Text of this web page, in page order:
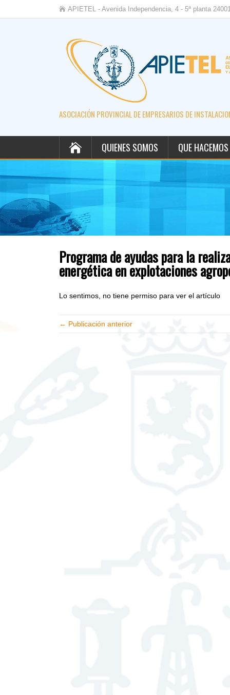
APIETEL - Avenida Independencia, 4 - 5ª planta
ASOCIACIÓN PROVINCIAL DE EMPRESARIOS DE
QUIENES SOMOS QUE HACEMOS
Programa de ayudas para la
energética en explotaciones
Lo sentimos, no tiene permiso para ver el artículo
← Publicación anterior